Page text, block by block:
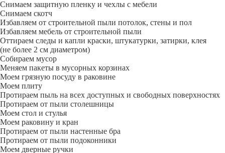
Снимаем защитную пленку и чехлы с мебели
Снимаем скотч
Избавляем от строительной пыли потолок, стены и пол
Избавляем мебель от строительной пыли
Оттираем следы и капли краски, штукатурки, затирки, клея
(не более 2 см диаметром)
Собираем мусор
Меняем пакеты в мусорных корзинах
Моем грязную посуду в раковине
Моем плиту
Протираем пыль на всех доступных и свободных поверхностях
Протираем от пыли столешницы
Моем стол и стулья
Моем раковину и кран
Протираем от пыли настенные бра
Протираем от пыли подоконники
Моем дверные ручки